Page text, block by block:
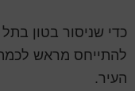
כדי שניסור בטון
להתייחס מראש לכמה
העיר.